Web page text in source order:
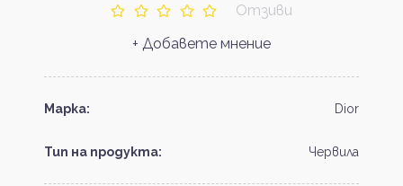
Отзиви
+ Добавете мнение
Марка: Dior
Тип на продукта: Червила